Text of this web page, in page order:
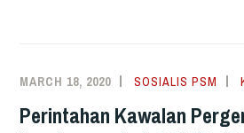
DAN
DAPATKAN
MARCH 18, 2020 SOSIALIS PSM
Perintahan Kawalan